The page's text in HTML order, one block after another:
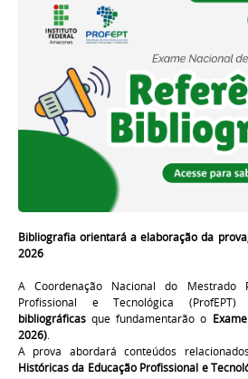
Bibliografia orientará a elaboração da
2026
A Coordenação Nacional do Mestrado
Profissional e Tecnológica
bibliográficas que fundamentarão o
2026).
A prova abordará conteúdos
Históricas da Educação Profissional e